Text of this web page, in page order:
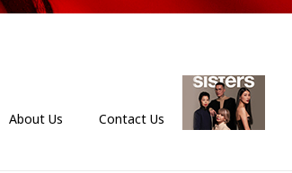
About Us Contact Us